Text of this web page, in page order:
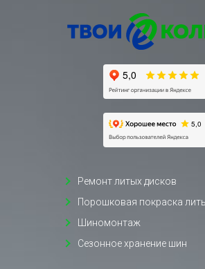
Ремонт литых дисков
Порошковая покраска
Шиномонтаж
Сезонное хранение шин